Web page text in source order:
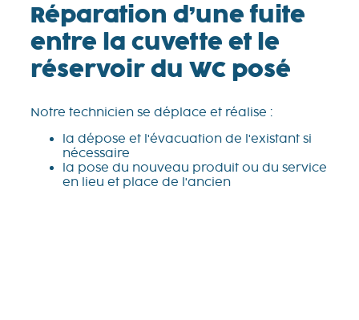
Réparation d’une fuite
entre la cuvette et le
réservoir du WC posé
Notre technicien se déplace et réalise :
la dépose et l'évacuation de l'existant si
nécessaire
la pose du nouveau produit ou du service
en lieu et place de l'ancien